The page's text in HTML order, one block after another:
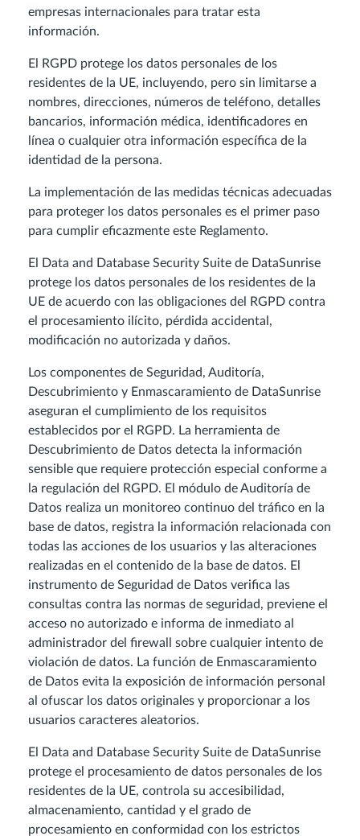
empresas internacionales para tratar esta
información.
El RGPD protege los datos personales de los
residentes de la UE, incluyendo, pero sin limitarse a
nombres, direcciones, números de teléfono, detalles
bancarios, información médica, identificadores en
línea o cualquier otra información específica de la
identidad de la persona.
La implementación de las medidas técnicas adecuadas
para proteger los datos personales es el primer paso
para cumplir eficazmente este Reglamento.
El Data and Database Security Suite de DataSunrise
protege los datos personales de los residentes de la
UE de acuerdo con las obligaciones del RGPD contra
el procesamiento ilícito, pérdida accidental,
modificación no autorizada y daños.
Los componentes de Seguridad, Auditoría,
Descubrimiento y Enmascaramiento de DataSunrise
aseguran el cumplimiento de los requisitos
establecidos por el RGPD. La herramienta de
Descubrimiento de Datos detecta la información
sensible que requiere protección especial conforme a
la regulación del RGPD. El módulo de Auditoría de
Datos realiza un monitoreo continuo del tráfico en la
base de datos, registra la información relacionada con
todas las acciones de los usuarios y las alteraciones
realizadas en el contenido de la base de datos. El
instrumento de Seguridad de Datos verifica las
consultas contra las normas de seguridad, previene el
acceso no autorizado e informa de inmediato al
administrador del firewall sobre cualquier intento de
violación de datos. La función de Enmascaramiento
de Datos evita la exposición de información personal
al ofuscar los datos originales y proporcionar a los
usuarios caracteres aleatorios.
El Data and Database Security Suite de DataSunrise
protege el procesamiento de datos personales de los
residentes de la UE, controla su accesibilidad,
almacenamiento, cantidad y el grado de
procesamiento en conformidad con los estrictos